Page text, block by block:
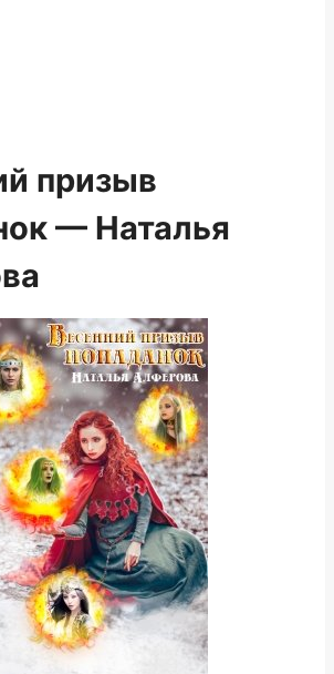
призыв
— Наталья